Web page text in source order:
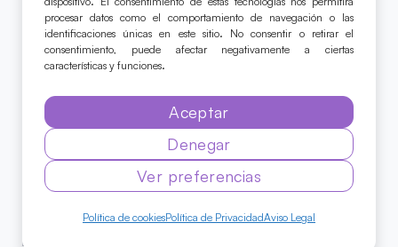
procesar datos como el comportamiento de navegación o las
identificaciones únicas en este sitio. No consentir o retirar el
consentimiento, puede afectar negativamente a ciertas
características y funciones.
Aceptar
Denegar
Ver preferencias
Política de cookiesPolítica de PrivacidadAviso Legal
© 2024 Caja de Música
Todos los derechos reservados.
Accesibilidad
Política de Cookies
Política de Privacidad
Diseño y desarrollo web por